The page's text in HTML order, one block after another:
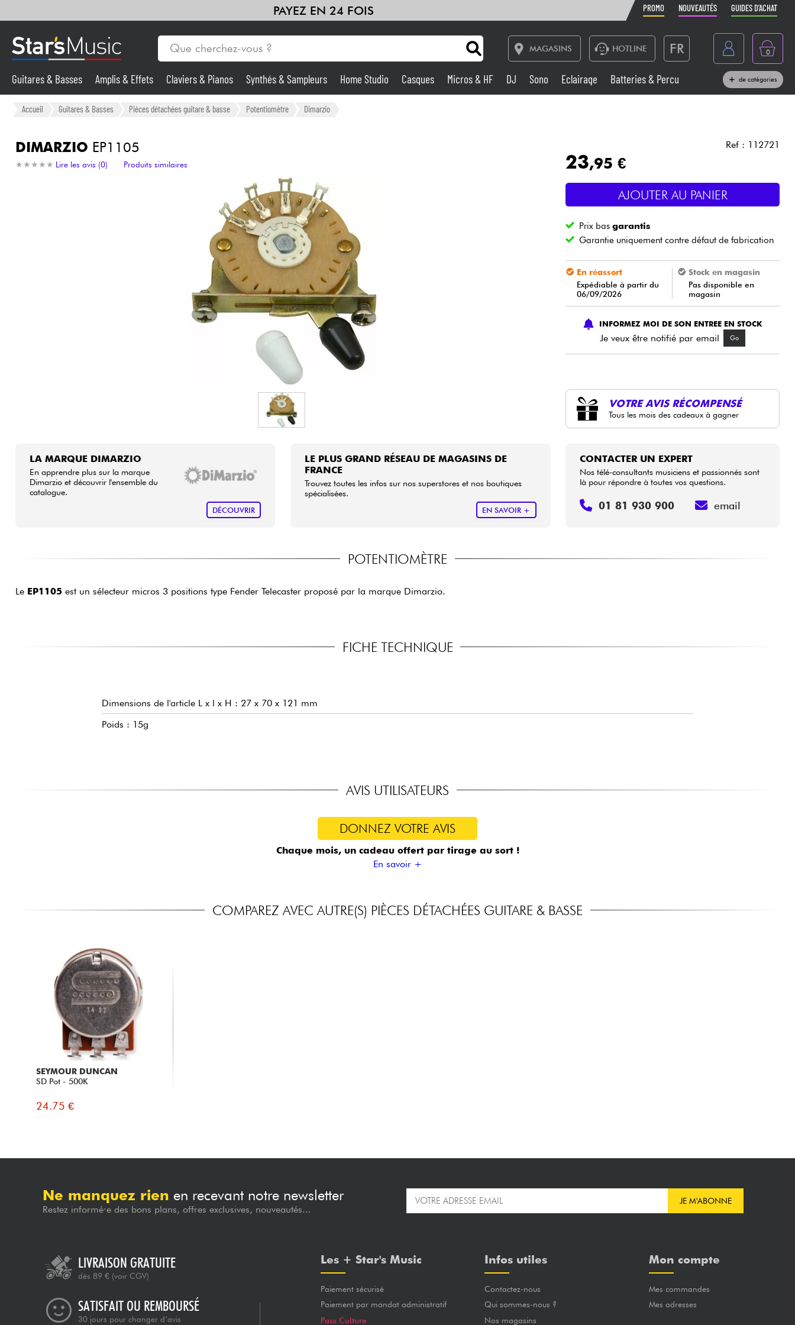
PAYEZ EN 24 FOIS PROMO NOUVEAUTÉS GUIDES D'ACHAT
MAGASINS HOTLINE FR
Belgique
België
Nederland
0
Guitares & Basses Amplis & Effets
Synthés & Sampleurs
Micros & HF Sono
Batteries & Percu Vents
Eveil Musical Câbles & Access.
Packs
Voir nos marques
Guitares & Basses Amplis & Effets Claviers & Pianos Synthés & Sampleurs Home Studio Casques Micros & HF DJ Sono Eclairage
Batteries & Percu
de catégories
Accueil Guitares & Basses Pièces détachées guitare & basse Potentiomètre Dimarzio
DIMARZIO EP1105
★ ★ ★ ★ ★
★ ★ ★ ★ ★ Lire les avis (0) Produits similaires
Ref : 112721
23,95 €
AJOUTER AU PANIER
Prix basgarantis
Garantie uniquement contre défaut de fabrication
En réassort
Expédiable à partir du
06/09/2026
Stock en magasin
Pas disponible en
magasin
INFORMEZ MOI DE SON ENTREE EN STOCK
Je veux être notifié par email Go
VOTRE AVIS RÉCOMPENSÉ
Tous les mois des cadeaux à gagner
LA MARQUE DIMARZIO
En apprendre plus sur la marque
Dimarzio et découvrir l'ensemble du
catalogue.
DÉCOUVRIR
LE PLUS GRAND RÉSEAU DE MAGASINS DE
FRANCE
Trouvez toutes les infos sur nos superstores et nos boutiques
spécialisées.
EN SAVOIR +
CONTACTER UN EXPERT
Nos télé-consultants musiciens et passionnés sont
là pour répondre à toutes vos questions.
01 81 930 900 email
POTENTIOMÈTRE
Le EP1105est un sélecteur micros 3 positions type Fender Telecaster proposé par la marque Dimarzio.
FICHE TECHNIQUE
Dimensions de l'article L x l x H : 27 x 70 x 121 mm
Poids : 15g
AVIS UTILISATEURS
DONNEZ VOTRE AVIS
Chaque mois, un cadeau offert par tirage au sort !
En savoir +
COMPAREZ AVEC AUTRE(S) PIÈCES DÉTACHÉES GUITARE & BASSE
SEYMOUR DUNCAN
SD Pot - 500K
24.75 €
Ne manquez rien en recevant notre newsletter
Restez informé·e des bons plans, offres exclusives, nouveautés...
JE M'ABONNE
LIVRAISON GRATUITE
dès 89 € (voir CGV)
SATISFAIT OU REMBOURSÉ
30 jours pour changer d’avis
Les + Star's Music
Paiement sécurisé
Paiement par mandat administratif
Pass Culture
Infos utiles
Contactez-nous
Qui sommes-nous ?
Nos magasins
Mon compte
Mes commandes
Mes adresses